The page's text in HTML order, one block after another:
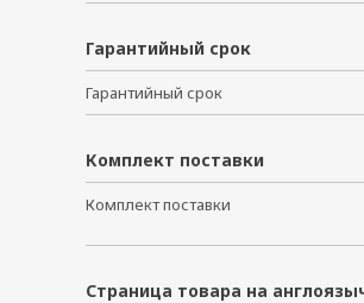
Гарантийный срок
Гарантийный срок
Комплект поставки
Комплект поставки
Страница товара на